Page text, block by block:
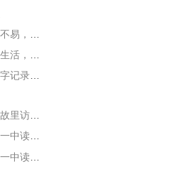
秦州五观名十方，夕阳故里访玉阳。
五十年前，我在天水县一中读初中，王煜老师代过课，后来他当了副校长。昨晚突发奇想，在网上查询，一个是天水小学语文老师张健（小学名称名字忘了，只记得学校在北道阜），一个是天水县一中的马玉花，是我初中的班主任，好像刚结婚，一个就是王煜。张健老师身体不太好，不知道还在不在，马玉花老师现在应该有70岁了。